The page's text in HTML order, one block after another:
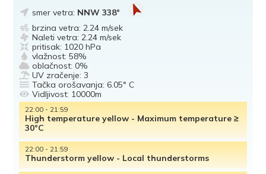
smer vetra: NNW 338°
brzina vetra: 2.24 m/sek
Naleti vetra: 2.24 m/sek
pritisak: 1020 hPa
vlažnost: 58%
oblačnost: 0%
UV zračenje: 3
Tačka orošavanja: 6.05° C
Vidljivost: 10000m
22:00 - 21:59
High temperature yellow - Maximum temperature ≥
30°C
22:00 - 21:59
Thunderstorm yellow - Local thunderstorms